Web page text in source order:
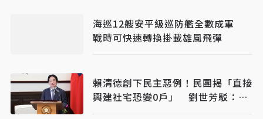
海巡12艘安平級巡防艦全數成軍
戰時可快速轉換掛載雄風飛彈
賴清德創下民主惡例！民團揭「直接
興建社宅恐變0戶」 劉世芳駁：以
偏概全